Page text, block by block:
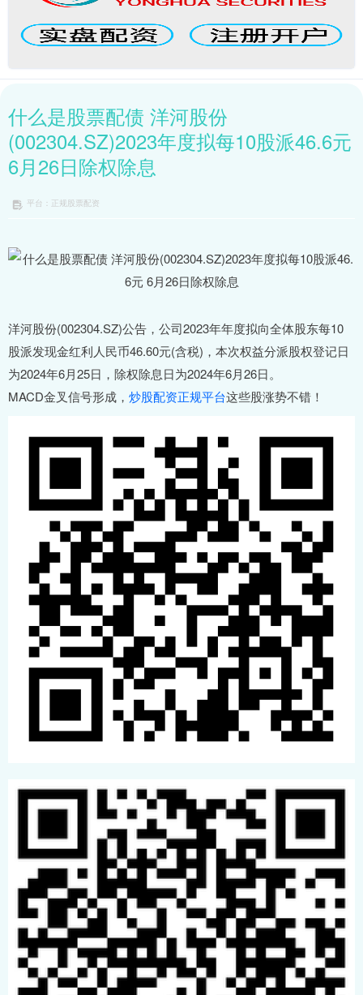
什么是股票配债 洋河股份
(002304.SZ)2023年度拟每10股派46.6元
6月26日除权除息
平台：正规股票配资
洋河股份(002304.SZ)公告，公司2023年年度拟向全体股东每10
股派发现金红利人民币46.60元(含税)，本次权益分派股权登记日
为2024年6月25日，除权除息日为2024年6月26日。
MACD金叉信号形成， 炒股配资正规平台这些股涨势不错！